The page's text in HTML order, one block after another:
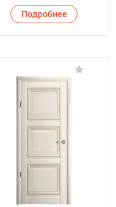
Подробнее